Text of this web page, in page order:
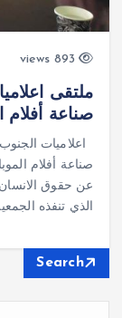
893 views
ملتقى
صناعة أفلام
اعلاميات
صناعة أفلام
عن حقوق
الذي تنفذه
Search